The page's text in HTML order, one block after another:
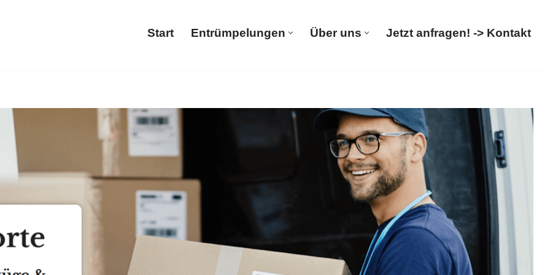
Start Entrümpelungen Über uns Jetzt anfragen! -> Kontakt
oder ✓Entrümpelungsfirma, Wohnungsauflösung, Haushaltsauflösung, Entsorgung. ➡️ 𝐌&𝐋
& Entrümpler für ✓Entrümpelung, ✓Haushaltsauflösung, ✓Entrümpelungsfirma, ✓Wohnungsauflösung oder